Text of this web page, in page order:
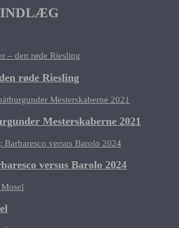
røde Riesling
Mesterskaberne 2021
versus Barolo 2024